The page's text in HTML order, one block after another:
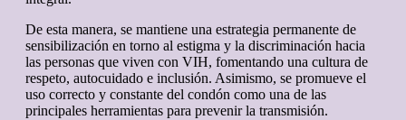
De esta manera, se mantiene una estrategia permanente de
sensibilización en torno al estigma y la discriminación hacia
las personas que viven con VIH, fomentando una cultura de
respeto, autocuidado e inclusión. Asimismo, se promueve el
uso correcto y constante del condón como una de las
principales herramientas para prevenir la transmisión.